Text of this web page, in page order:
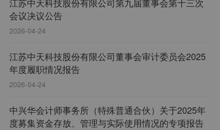
江苏中天科技股份有限公司第九届董事会第十三次
会议决议公告
2026-04-24
江苏中天科技股份有限公司董事会审计委员会2025
年度履职情况报告
2026-04-24
中兴华会计师事务所（特殊普通合伙）关于2025年
度募集资金存放、管理与实际使用情况的专项报告